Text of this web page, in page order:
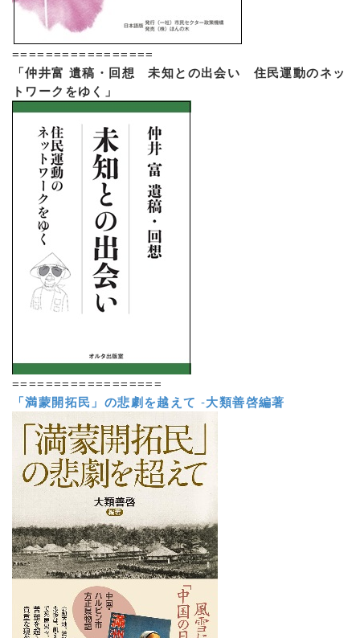
=================
「仲井富 遺稿・回想 未知との出会い 住民運動のネッ
トワークをゆく」
==================
「満蒙開拓民」の悲劇を越えて -大類善啓編著